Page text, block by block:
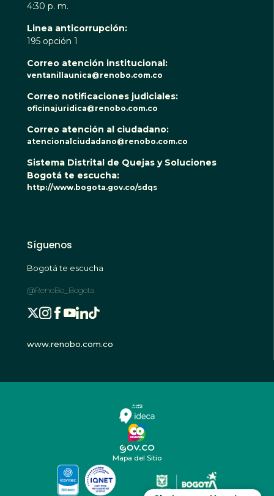
4:30 p. m.
Linea anticorrupción:
195 opción 1
Correo atención institucional:
ventanillaunica@renobo.com.co
Correo notificaciones judiciales:
oficinajuridica@renobo.com.co
Correo atención al ciudadano:
atencionalciudadano@renobo.com.co
Sistema Distrital de Quejas y Soluciones
Bogotá te escucha:
http://www.bogota.gov.co/sdqs
Síguenos
Bogotá te escucha
@RenoBo_Bogota
www.renobo.com.co
Mapa del Sitio